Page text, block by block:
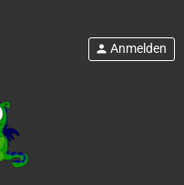
person Anmelden